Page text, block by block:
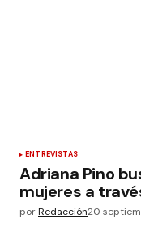
ENTREVISTAS
Adriana Pino
mujeres a
porRedacción20